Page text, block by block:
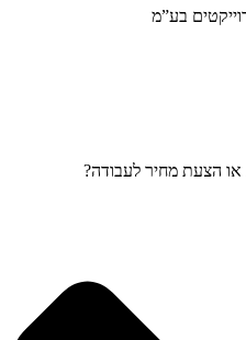
או הצעת מחיר לעבודה?